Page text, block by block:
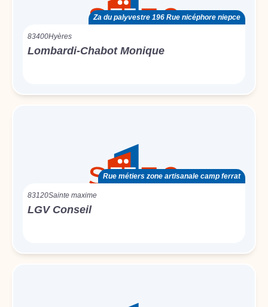
Za du palyvestre 196 Rue nicéphore niepce
83400Hyères
Lombardi-Chabot Monique
Rue métiers zone artisanale camp ferrat
83120Sainte maxime
LGV Conseil